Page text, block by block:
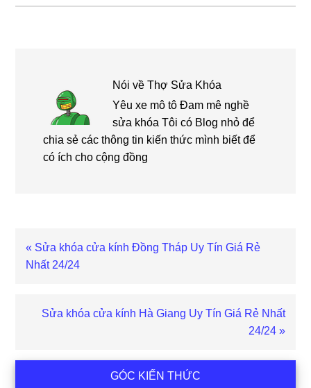
Nói vềThợ Sửa Khóa
Yêu xe mô tô Đam mê nghề
sửa khóa Tôi có Blog nhỏ để
chia sẻ các thông tin kiến thức mình biết để
có ích cho cộng đồng
Bài
viết
« Sửa khóa cửa kính Đồng Tháp Uy Tín Giá Rẻ
Nhất 24/24
Bài
Sửa khóa cửa kính Hà Giang Uy Tín Giá Rẻ Nhất
24/24 »
GÓC KIẾN THỨC